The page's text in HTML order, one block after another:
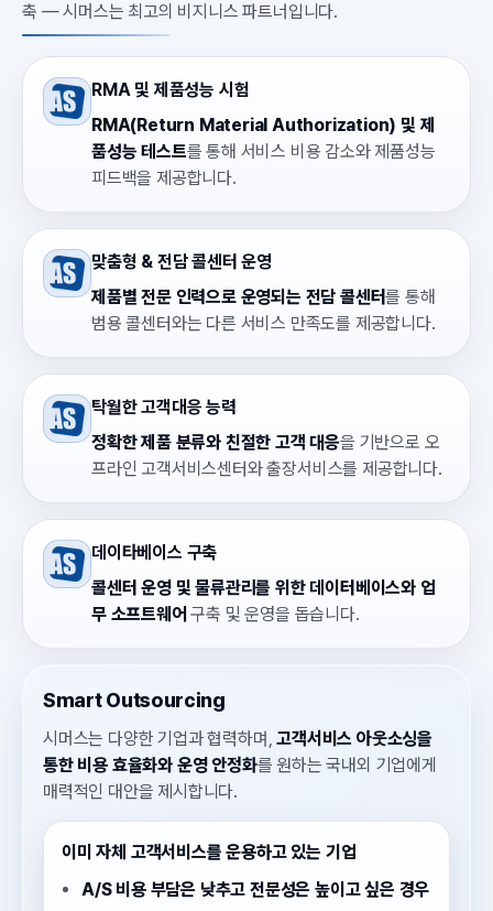
축 — 시머스는 최고의 비지니스 파트너입니다.
RMA 및 제품성능 시험
RMA(Return Material Authorization) 및 제
품성능 테스트를 통해 서비스 비용 감소와 제품성능
피드백을 제공합니다.
맞춤형 & 전담 콜센터 운영
제품별 전문 인력으로 운영되는 전담 콜센터를 통해
범용 콜센터와는 다른 서비스 만족도를 제공합니다.
탁월한 고객대응 능력
정확한 제품 분류와 친절한 고객 대응을 기반으로 오
프라인 고객서비스센터와 출장서비스를 제공합니다.
데이타베이스 구축
콜센터 운영 및 물류관리를 위한 데이터베이스와 업
무 소프트웨어 구축 및 운영을 돕습니다.
Smart Outsourcing
시머스는 다양한 기업과 협력하며,고객서비스 아웃소싱을
통한 비용 효율화와 운영 안정화를 원하는 국내외 기업에게
매력적인 대안을 제시합니다.
이미 자체 고객서비스를 운용하고 있는 기업
A/S 비용 부담은 낮추고 전문성은 높이고 싶은 경우